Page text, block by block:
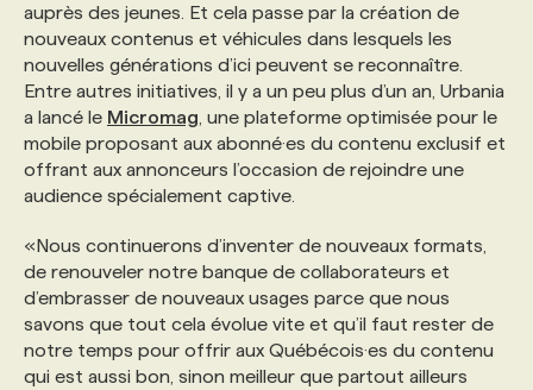
auprès des jeunes. Et cela passe par la création de
nouveaux contenus et véhicules dans lesquels les
nouvelles générations d’ici peuvent se reconnaître.
Entre autres initiatives, il y a un peu plus d’un an, Urbania
a lancé le Micromag , une plateforme optimisée pour le
mobile proposant aux abonné·es du contenu exclusif et
offrant aux annonceurs l’occasion de rejoindre une
audience spécialement captive.
«Nous continuerons d’inventer de nouveaux formats,
de renouveler notre banque de collaborateurs et
d’embrasser de nouveaux usages parce que nous
savons que tout cela évolue vite et qu’il faut rester de
notre temps pour offrir aux Québécois·es du contenu
qui est aussi bon, sinon meilleur que partout ailleurs